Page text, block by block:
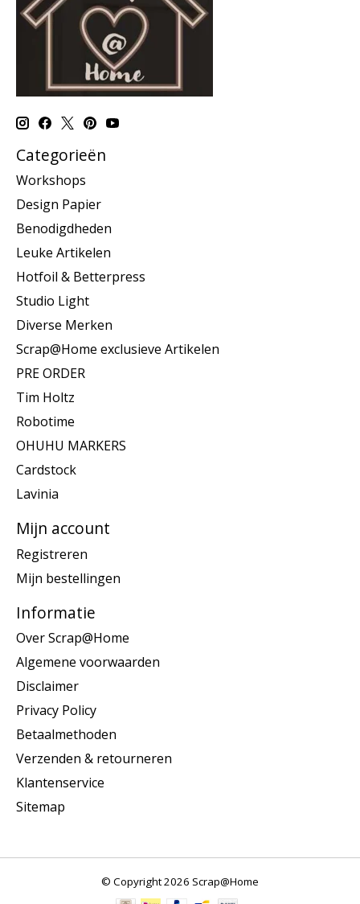
Categorieën
Workshops
Design Papier
Benodigdheden
Leuke Artikelen
Hotfoil & Betterpress
Studio Light
Diverse Merken
Scrap@Home exclusieve Artikelen
PRE ORDER
Tim Holtz
Robotime
OHUHU MARKERS
Cardstock
Lavinia
Mijn account
Registreren
Mijn bestellingen
Informatie
Over Scrap@Home
Algemene voorwaarden
Disclaimer
Privacy Policy
Betaalmethoden
Verzenden & retourneren
Klantenservice
Sitemap
© Copyright 2026 Scrap@Home